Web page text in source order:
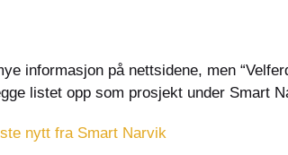
informasjon på nettsidene, men
listet opp som prosjekt under Smart
nytt fra Smart Narvik